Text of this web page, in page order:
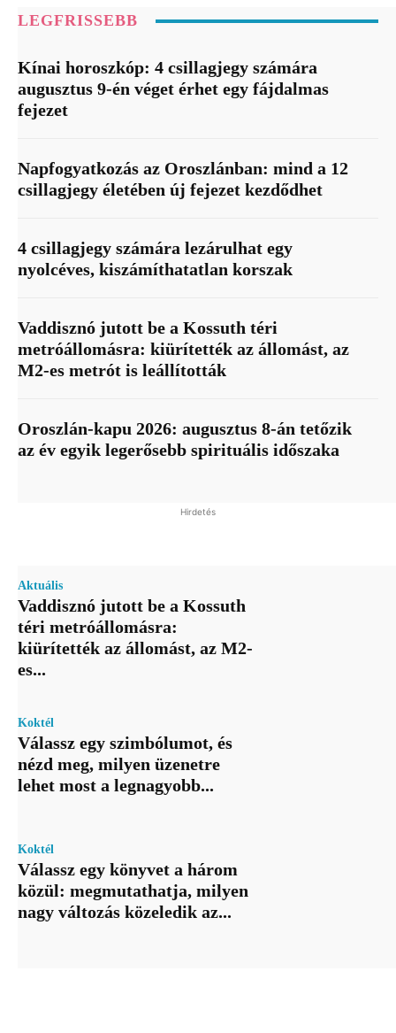
LEGFRISSEBB
Kínai horoszkóp: 4 csillagjegy számára
augusztus 9-én véget érhet egy fájdalmas
fejezet
Napfogyatkozás az Oroszlánban: mind a 12
csillagjegy életében új fejezet kezdődhet
4 csillagjegy számára lezárulhat egy
nyolcéves, kiszámíthatatlan korszak
Vaddisznó jutott be a Kossuth téri
metróállomásra: kiürítették az állomást, az
M2-es metrót is leállították
Oroszlán-kapu 2026: augusztus 8-án tetőzik
az év egyik legerősebb spirituális időszaka
Hirdetés
Aktuális
Vaddisznó jutott be a Kossuth
téri metróállomásra:
kiürítették az állomást, az M2-
es...
Koktél
Válassz egy szimbólumot, és
nézd meg, milyen üzenetre
lehet most a legnagyobb...
Koktél
Válassz egy könyvet a három
közül: megmutathatja, milyen
nagy változás közeledik az...